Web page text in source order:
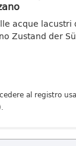
acque lacustri
Zustand der
al registro